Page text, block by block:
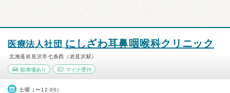
医療法人社団 にしざわ耳鼻咽喉科クリニック
北海道岩見沢市七条西（岩見沢駅）
駐車場あり マイナ受付
土曜（〜12:00）